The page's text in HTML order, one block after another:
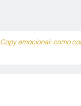
Copy emocional: como